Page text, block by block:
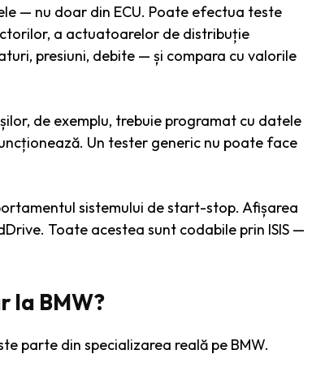
— nu doar din ECU. Poate efectua teste
a actuatoarelor de distribuție
presiuni, debite — și compara cu valorile
de exemplu, trebuie programat cu datele
Un tester generic nu poate face
sistemului de start-stop. Afișarea
Toate acestea sunt codabile prin ISIS —
la BMW?
parte din specializarea reală pe BMW.